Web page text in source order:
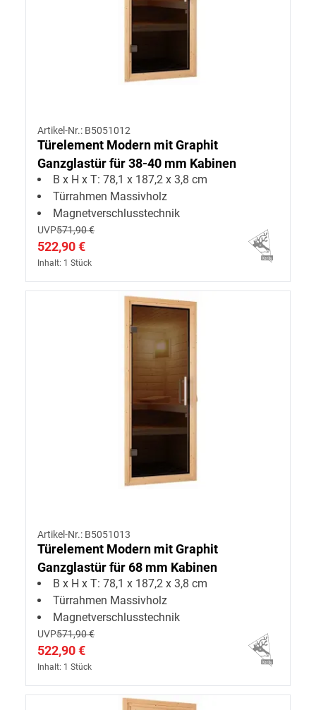
Artikel-Nr.: B5051012
Türelement Modern mit Graphit
Ganzglastür für 38-40 mm Kabinen
B x H x T: 78,1 x 187,2 x 3,8 cm
Türrahmen Massivholz
Magnetverschlusstechnik
UVP571,90 €
522,90 €
Inhalt: 1 Stück
Artikel-Nr.: B5051013
Türelement Modern mit Graphit
Ganzglastür für 68 mm Kabinen
B x H x T: 78,1 x 187,2 x 3,8 cm
Türrahmen Massivholz
Magnetverschlusstechnik
UVP571,90 €
522,90 €
Inhalt: 1 Stück